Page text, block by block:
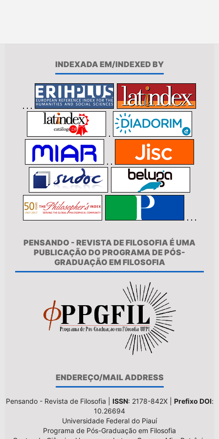
INDEXADA EM/INDEXED BY
PENSANDO - REVISTA DE FILOSOFIA É UMA
PUBLICAÇÃO DO PROGRAMA DE PÓS-
GRADUAÇÃO EM FILOSOFIA
ENDEREÇO/MAIL ADDRESS
Pensando - Revista de Filosofia | ISSN: 2178-842X | Prefixo DOI:
10.26694
Universidade Federal do Piauí
Programa de Pós-Graduação em Filosofia